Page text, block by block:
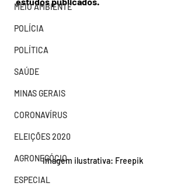
MEIO AMBIENTE
POLÍCIA
POLÍTICA
SAÚDE
MINAS GERAIS
CORONAVÍRUS
ELEIÇÕES 2020
AGRONEGÓCIO
ESPECIAL
Imagem ilustrativa: Freepik